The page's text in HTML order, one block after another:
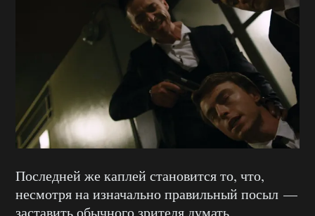
Последней же каплей становится то, что,
несмотря на изначально правильный посыл —
заставить обычного зрителя думать